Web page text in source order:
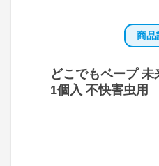
商品
どこでもベープ 未
1個入 不快害虫用